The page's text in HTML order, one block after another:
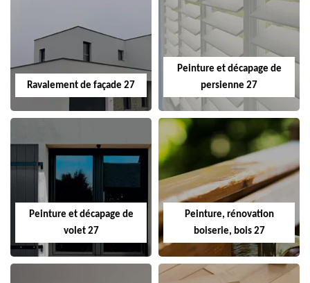
Ravalement de façade 27
Peinture et décapage de
persienne 27
Peinture et décapage de
volet 27
Peinture, rénovation
boiserie, bois 27